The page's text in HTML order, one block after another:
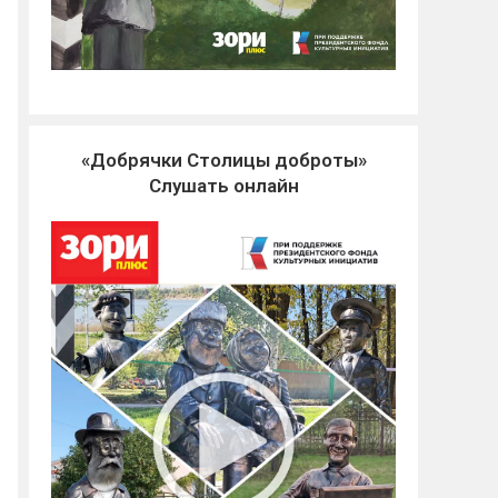
«Добрячки Столицы доброты»
Слушать онлайн